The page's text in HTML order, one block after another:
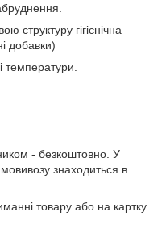
структуру гігієнічна
добавки)
температури.
- безкоштовно. У
знаходиться в
товару або на картку